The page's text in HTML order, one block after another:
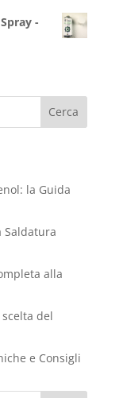
-
Cerca
la Guida
Saldatura
alla
del
e Consigli